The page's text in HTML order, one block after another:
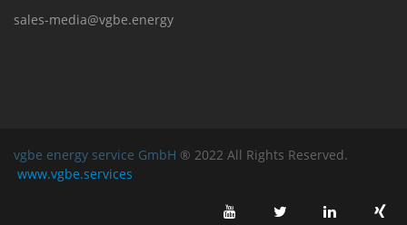
sales-media@vgbe.energy
vgbe energy service GmbH ® 2022 All Rights Reserved.
www.vgbe.services